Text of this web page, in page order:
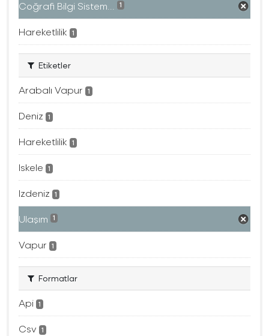
Coğrafi Bilgi Sistem... 1
Hareketlilik 1
Etiketler
Arabalı Vapur 1
Deniz 1
Hareketlilik 1
Iskele 1
Izdeniz 1
Ulaşım 1
Vapur 1
Formatlar
Api 1
Csv 1